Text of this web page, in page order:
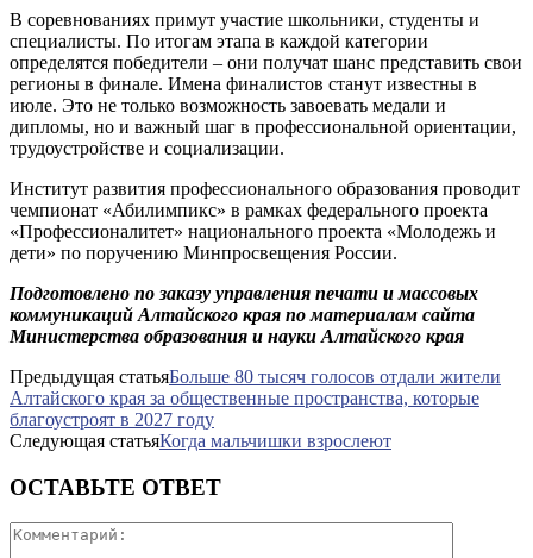
В соревнованиях примут участие школьники, студенты и
специалисты. По итогам этапа в каждой категории
определятся победители – они получат шанс представить свои
регионы в финале. Имена финалистов станут известны в
июле. Это не только возможность завоевать медали и
дипломы, но и важный шаг в профессиональной ориентации,
трудоустройстве и социализации.
Институт развития профессионального образования проводит
чемпионат «Абилимпикс» в рамках федерального проекта
«Профессионалитет» национального проекта «Молодежь и
дети» по поручению Минпросвещения России.
Подготовлено по заказу управления печати и массовых
коммуникаций Алтайского края по материалам сайта
Министерства образования и науки Алтайского края
Предыдущая статьяБольше 80 тысяч голосов отдали жители
Алтайского края за общественные пространства, которые
благоустроят в 2027 году
Следующая статьяКогда мальчишки взрослеют
ОСТАВЬТЕ ОТВЕТ